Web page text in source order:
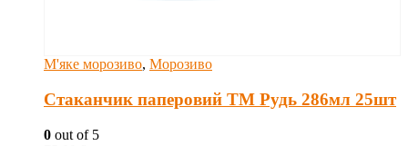
М'яке морозиво, Морозиво
Стаканчик паперовий ТМ Рудь 286мл 25шт
0 out of 5